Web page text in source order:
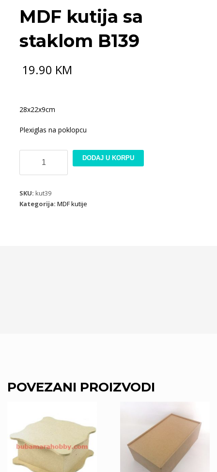
MDF kutija sa
staklom B139
19.90 KM
28x22x9cm
Plexiglas na poklopcu
sa
B139
količina
DODAJ U KORPU
SKU: kut39
Kategorija: MDF kutije
POVEZANI PROIZVODI